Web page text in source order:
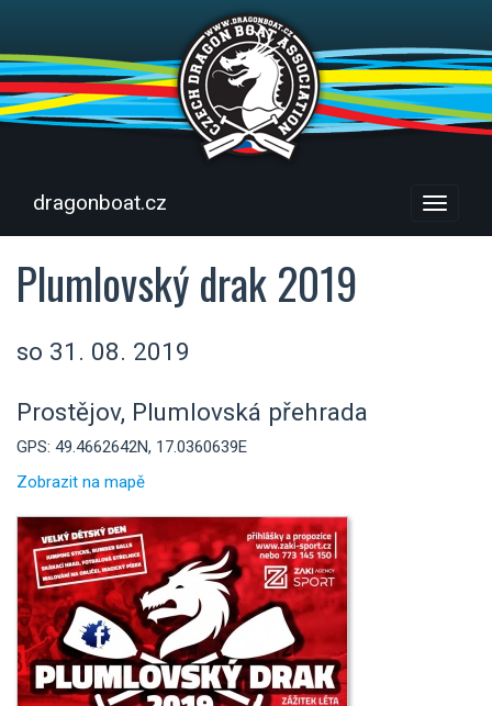
Menu
dragonboat.cz
Plumlovský drak 2019
so 31. 08. 2019
Prostějov, Plumlovská přehrada
GPS: 49.4662642N, 17.0360639E
Zobrazit na mapě